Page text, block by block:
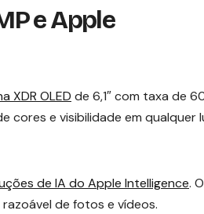
e Apple
XDR OLED de 6,1″ com taxa de
cores e visibilidade em qualquer
de IA do Apple Intelligence.
de fotos e vídeos.